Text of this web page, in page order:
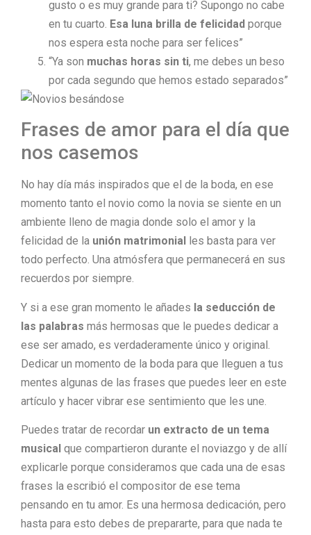
gusto o es muy grande para ti? Supongo no cabe
en tu cuarto. Esa luna brilla de felicidad porque
nos espera esta noche para ser felices”
“Ya son muchas horas sin ti, me debes un beso
por cada segundo que hemos estado separados”
Frases de amor para el día que
nos casemos
No hay día más inspirados que el de la boda, en ese
momento tanto el novio como la novia se siente en un
ambiente lleno de magia donde solo el amor y la
felicidad de la unión matrimonial
les basta para ver
todo perfecto. Una atmósfera que permanecerá en sus
recuerdos por siempre.
Y si a ese gran momento le añades la seducción de
las palabras más hermosas que le puedes dedicar a
ese ser amado, es verdaderamente único y original.
Dedicar un momento de la boda para que lleguen a tus
mentes algunas de las frases que puedes leer en este
artículo y hacer vibrar ese sentimiento que les une.
Puedes tratar de recordar un extracto de un tema
musical que compartieron durante el noviazgo y de allí
explicarle porque consideramos que cada una de esas
frases la escribió el compositor de ese tema
pensando en tu amor. Es una hermosa dedicación, pero
hasta para esto debes de prepararte, para que nada te